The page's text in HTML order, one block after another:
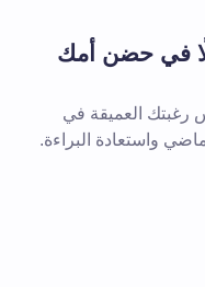
في حضن أمك
العميقة في
واستعادة البراءة.